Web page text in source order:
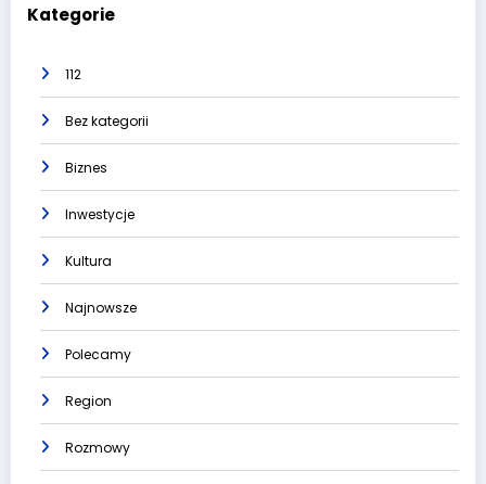
Kategorie
112
Bez kategorii
Biznes
Inwestycje
Kultura
Najnowsze
Polecamy
Region
Rozmowy